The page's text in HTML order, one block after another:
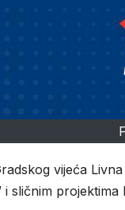
vijeća
i sličnim